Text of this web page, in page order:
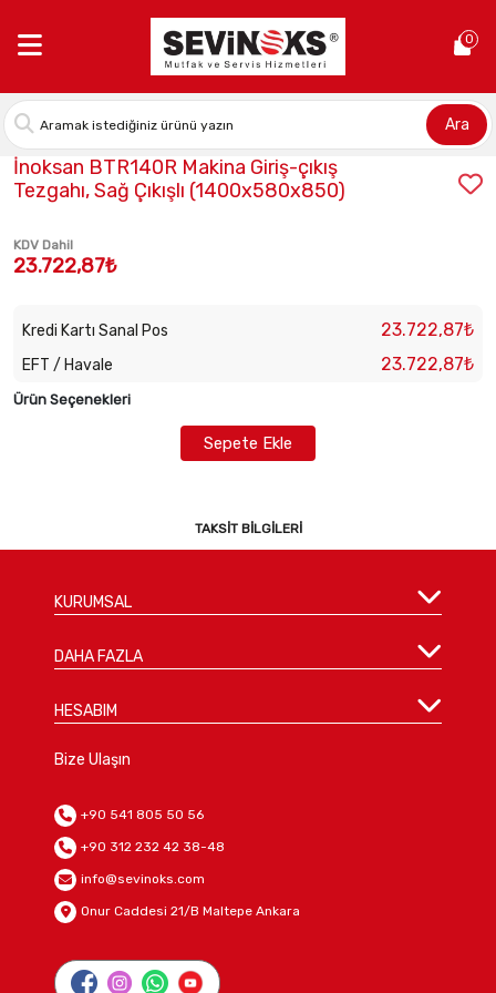
0
Ara
Stok Kodu:INO-BTR140R
İnoksan BTR140R Makina Giriş-çıkış
Tezgahı, Sağ Çıkışlı (1400x580x850)
KDV Dahil
23.722,87₺
Kredi Kartı Sanal Pos 23.722,87₺
EFT / Havale 23.722,87₺
Ürün Seçenekleri
Sepete Ekle
TAKSIT BILGILERI
KURUMSAL
DAHA FAZLA
HESABIM
Bize Ulaşın
+90 541 805 50 56
+90 312 232 42 38-48
info@sevinoks.com
Onur Caddesi 21/B Maltepe Ankara